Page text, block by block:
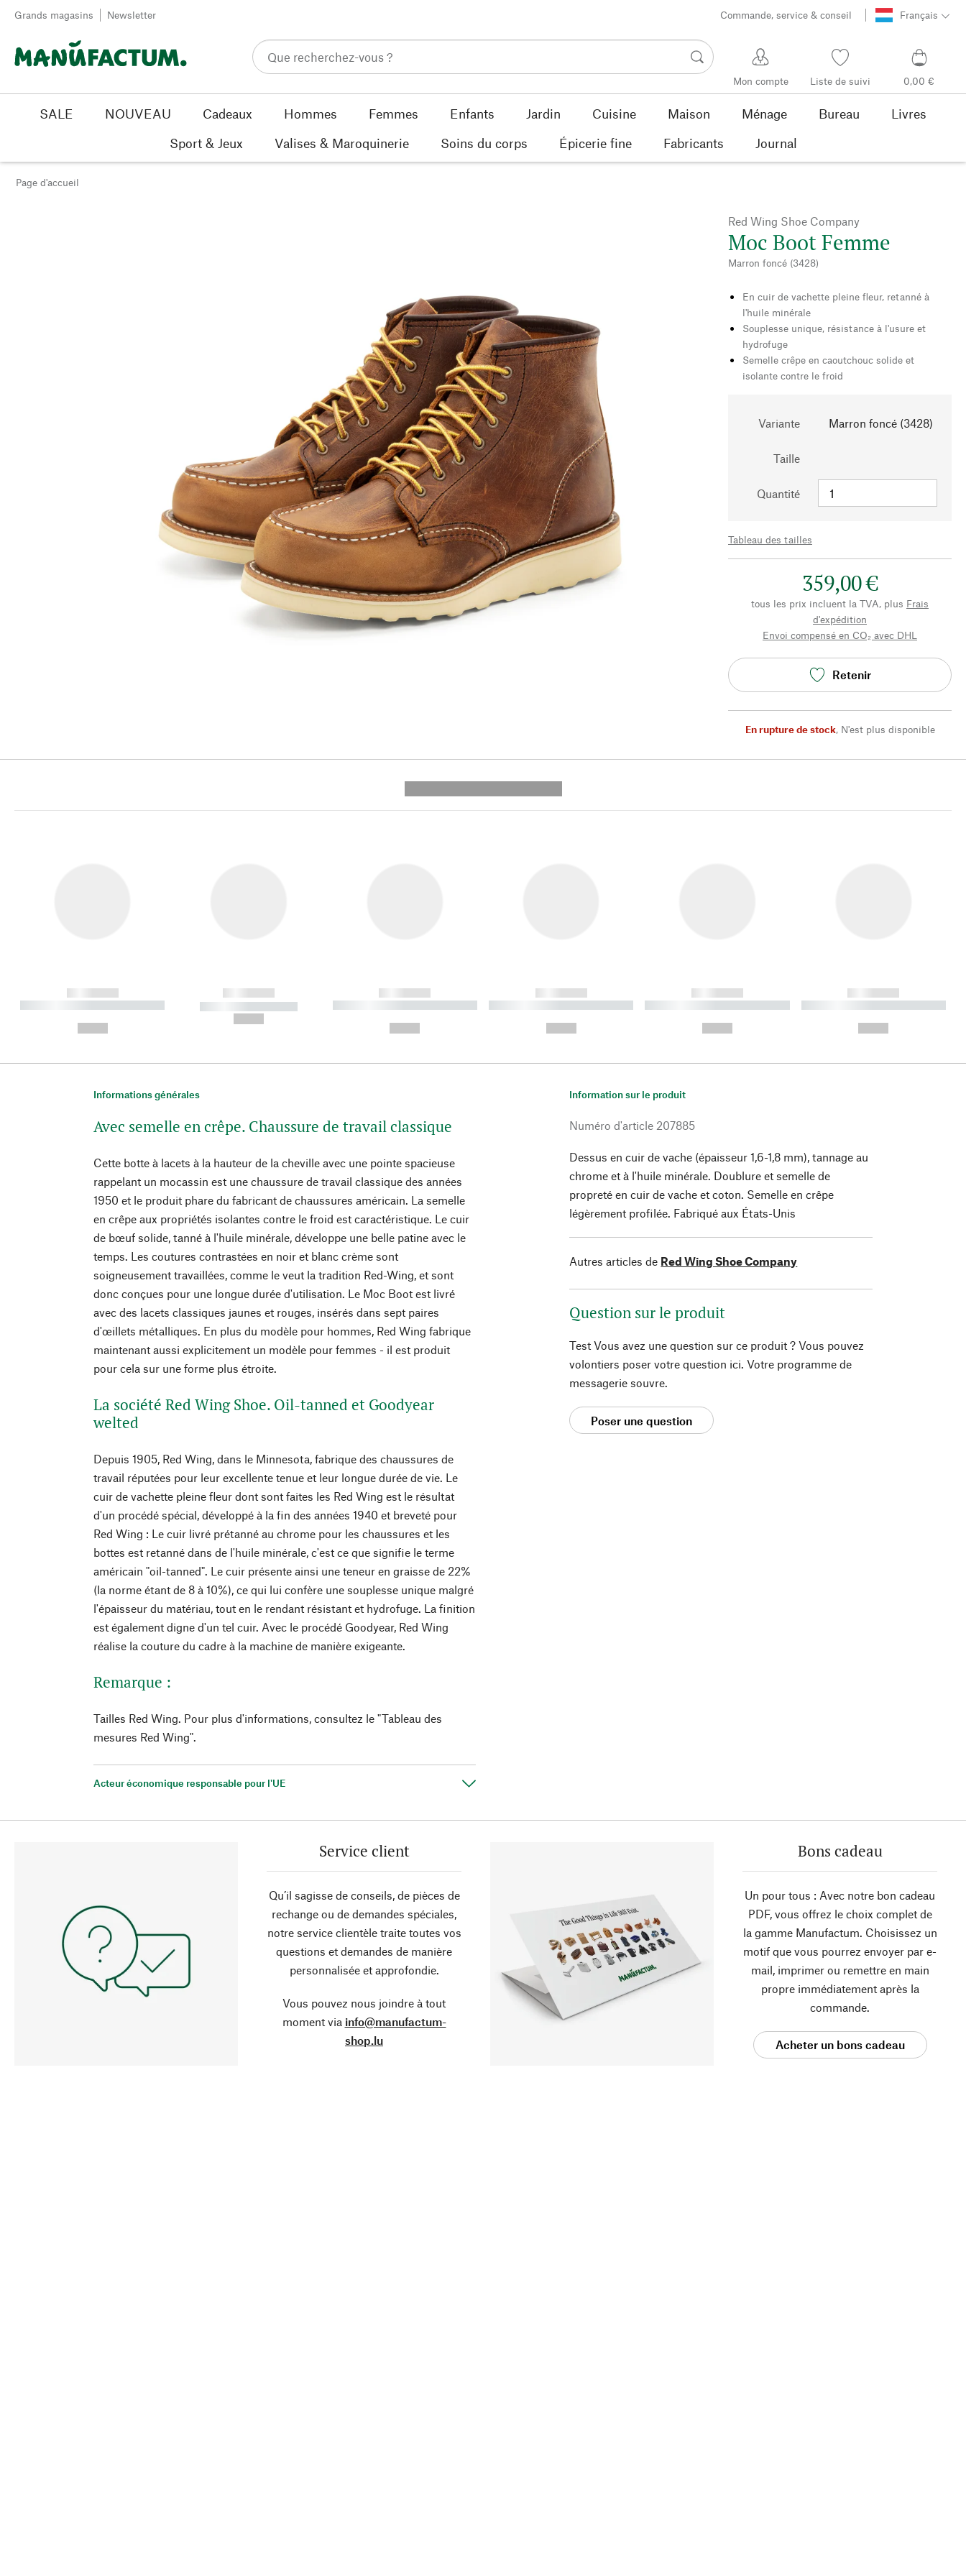
Passer au contenu
Grands magasins Newsletter Commande, service & conseil Français
Mon compte Liste de suivi 0,00 €
SALE NOUVEAU Cadeaux Hommes Femmes Enfants Jardin Cuisine Maison Ménage Bureau
Livres
Sport & Jeux
Valises & Maroquinerie Soins du corps Épicerie fine Fabricants Journal
Page d'accueil
Red Wing Shoe Company
Moc Boot Femme
Marron foncé (3428)
En cuir de vachette pleine fleur, retanné à
l'huile minérale
Souplesse unique, résistance à l'usure et
hydrofuge
Semelle crêpe en caoutchouc solide et
isolante contre le froid
Variante Marron foncé (3428)
Taille
Quantité
Tableau des tailles
359,00 €
tous les prix incluent la TVA, plus Frais
d'expédition
Envoi compensé en CO₂ avec DHL
Retenir
En rupture de stock, N'est plus disponible
------------
----------- ----------- ----------
------------
----------- -----------
------------
----------- ----------- ----------
------------
----------- ----------- ----------
------------
----------- ----------- ----------
------------
----------- ----------- ----------
Informations générales
Avec semelle en crêpe. Chaussure de travail classique
Cette botte à lacets à la hauteur de la cheville avec une pointe spacieuse
rappelant un mocassin est une chaussure de travail classique des années
1950 et le produit phare du fabricant de chaussures américain. La semelle
en crêpe aux propriétés isolantes contre le froid est caractéristique. Le cuir
de bœuf solide, tanné à l'huile minérale, développe une belle patine avec le
temps. Les coutures contrastées en noir et blanc crème sont
soigneusement travaillées, comme le veut la tradition Red-Wing, et sont
donc conçues pour une longue durée d'utilisation. Le Moc Boot est livré
avec des lacets classiques jaunes et rouges, insérés dans sept paires
d'œillets métalliques. En plus du modèle pour hommes, Red Wing fabrique
maintenant aussi explicitement un modèle pour femmes - il est produit
pour cela sur une forme plus étroite.
La société Red Wing Shoe. Oil-tanned et Goodyear
welted
Depuis 1905, Red Wing, dans le Minnesota, fabrique des chaussures de
travail réputées pour leur excellente tenue et leur longue durée de vie. Le
cuir de vachette pleine fleur dont sont faites les Red Wing est le résultat
d'un procédé spécial, développé à la fin des années 1940 et breveté pour
Red Wing : Le cuir livré prétanné au chrome pour les chaussures et les
bottes est retanné dans de l'huile minérale, c'est ce que signifie le terme
américain "oil-tanned". Le cuir présente ainsi une teneur en graisse de 22%
(la norme étant de 8 à 10%), ce qui lui confère une souplesse unique malgré
l'épaisseur du matériau, tout en le rendant résistant et hydrofuge. La finition
est également digne d'un tel cuir. Avec le procédé Goodyear, Red Wing
réalise la couture du cadre à la machine de manière exigeante.
Remarque :
Tailles Red Wing. Pour plus d'informations, consultez le "Tableau des
mesures Red Wing".
Acteur économique responsable pour l'UE
Information sur le produit
Numéro d'article 207885
Dessus en cuir de vache (épaisseur 1,6-1,8 mm), tannage au
chrome et à l'huile minérale. Doublure et semelle de
propreté en cuir de vache et coton. Semelle en crêpe
légèrement profilée. Fabriqué aux États-Unis
Autres articles de Red Wing Shoe Company
Question sur le produit
Test Vous avez une question sur ce produit ? Vous pouvez
volontiers poser votre question ici. Votre programme de
messagerie souvre.
Poser une question
Service client
Qu’il sagisse de conseils, de pièces de
rechange ou de demandes spéciales,
notre service clientèle traite toutes vos
questions et demandes de manière
personnalisée et approfondie.
Vous pouvez nous joindre à tout
moment via info@manufactum-
shop.lu
Bons cadeau
Un pour tous : Avec notre bon cadeau
PDF, vous offrez le choix complet de
la gamme Manufactum. Choisissez un
motif que vous pourrez envoyer par e-
mail, imprimer ou remettre en main
propre immédiatement après la
commande.
Acheter un bons cadeau